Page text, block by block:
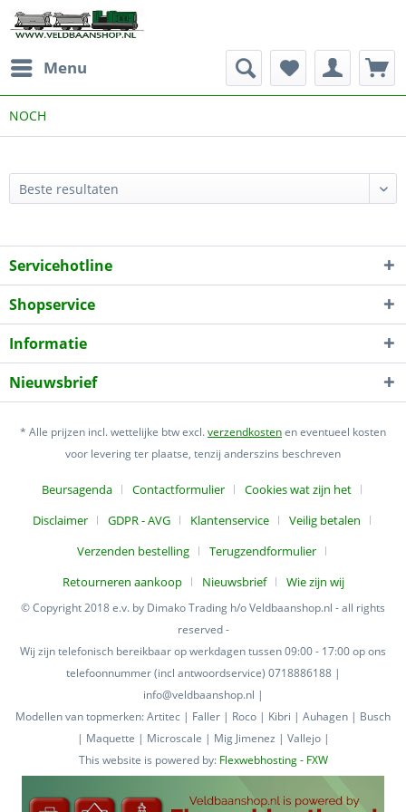
Menu
NOCH
Servicehotline
Shopservice
Informatie
Nieuwsbrief
* Alle prijzen incl. wettelijke btw excl.verzendkostenen eventueel kosten
voor levering ter plaatse, tenzij anderszins beschreven
Beursagenda Contactformulier
Cookies wat zijn het
Disclaimer
GDPR - AVG Klantenservice
Veilig betalen
Verzenden bestelling
Terugzendformulier
Retourneren aankoop
Nieuwsbrief Wie zijn wij
© Copyright 2018 e.v. by Dimako Trading h/o Veldbaanshop.nl - all rights
reserved -
Wij zijn telefonisch bereikbaar op werkdagen tussen 09:00 - 17:00 op ons
telefoonnummer (incl antwoordservice) 0718886188 |
info@veldbaanshop.nl |
Modellen van topmerken: Artitec | Faller | Roco | Kibri | Auhagen | Busch
| Maquette | Microscale | Mig Jimenez | Vallejo |
This website is powered by: Flexwebhosting - FXW